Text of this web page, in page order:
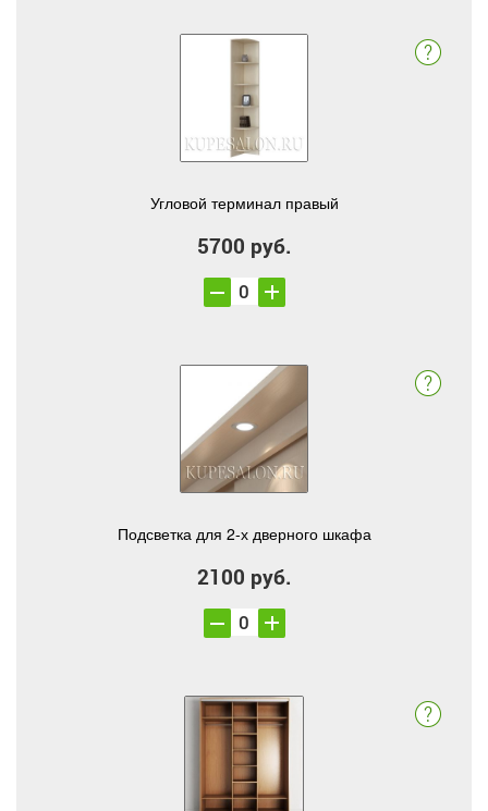
Угловой терминал правый
5700 руб.
Подсветка для 2-х дверного шкафа
2100 руб.